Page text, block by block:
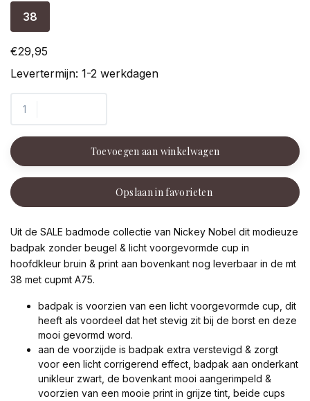
38
€29,95
Levertermijn: 1-2 werkdagen
Toevoegen aan winkelwagen
Opslaan in favorieten
Uit de SALE badmode collectie van Nickey Nobel dit modieuze
badpak zonder beugel & licht voorgevormde cup in
hoofdkleur bruin & print aan bovenkant nog leverbaar in de mt
38 met cupmt A75.
badpak is voorzien van een licht voorgevormde cup, dit
heeft als voordeel dat het stevig zit bij de borst en deze
mooi gevormd word.
aan de voorzijde is badpak extra verstevigd & zorgt
voor een licht corrigerend effect, badpak aan onderkant
unikleur zwart, de bovenkant mooi aangerimpeld &
voorzien van een mooie print in grijze tint, beide cups